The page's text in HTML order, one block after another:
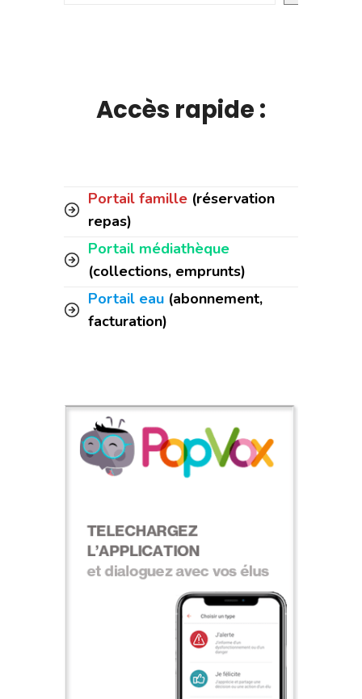
Accès rapide :
Portail famille (réservation
repas)
Portail médiathèque
(collections, emprunts)
Portail eau (abonnement,
facturation)